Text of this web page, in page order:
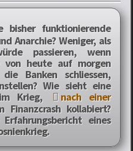
funktionierende
Anarchie? Weniger, als
passieren, wenn
von heute auf morgen
Banken schliessen,
Wie sieht eine
Krieg,
nach einer
kollabiert?
eines